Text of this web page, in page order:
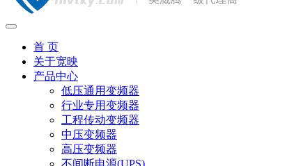
首 页
关于宽映
产品中心
低压通用变频器
行业专用变频器
工程传动变频器
中压变频器
高压变频器
不间断电源(UPS)